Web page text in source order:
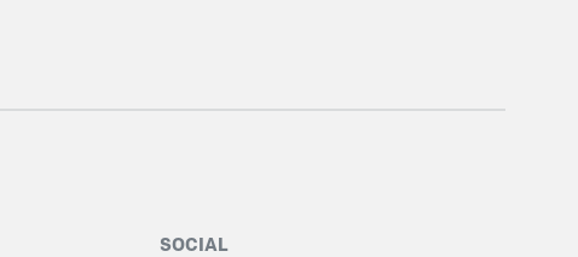
SOCIAL